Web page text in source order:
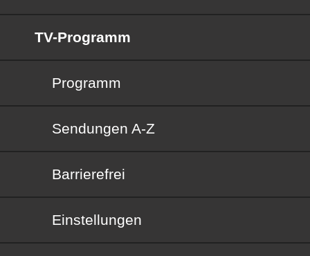
TV-Programm
Programm
Sendungen von A bis Z
Sendungen A-Z
Barrierefrei
Barrierefrei
Einstellungen